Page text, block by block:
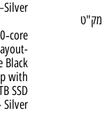
מק"ט
Black
with
SSD
Silver